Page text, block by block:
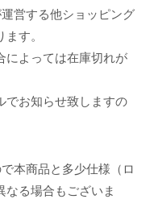
営する他ショッピング
す。
によっては在庫切れが
でお知らせ致しますの
本商品と多少仕様（ロ
なる場合もございま